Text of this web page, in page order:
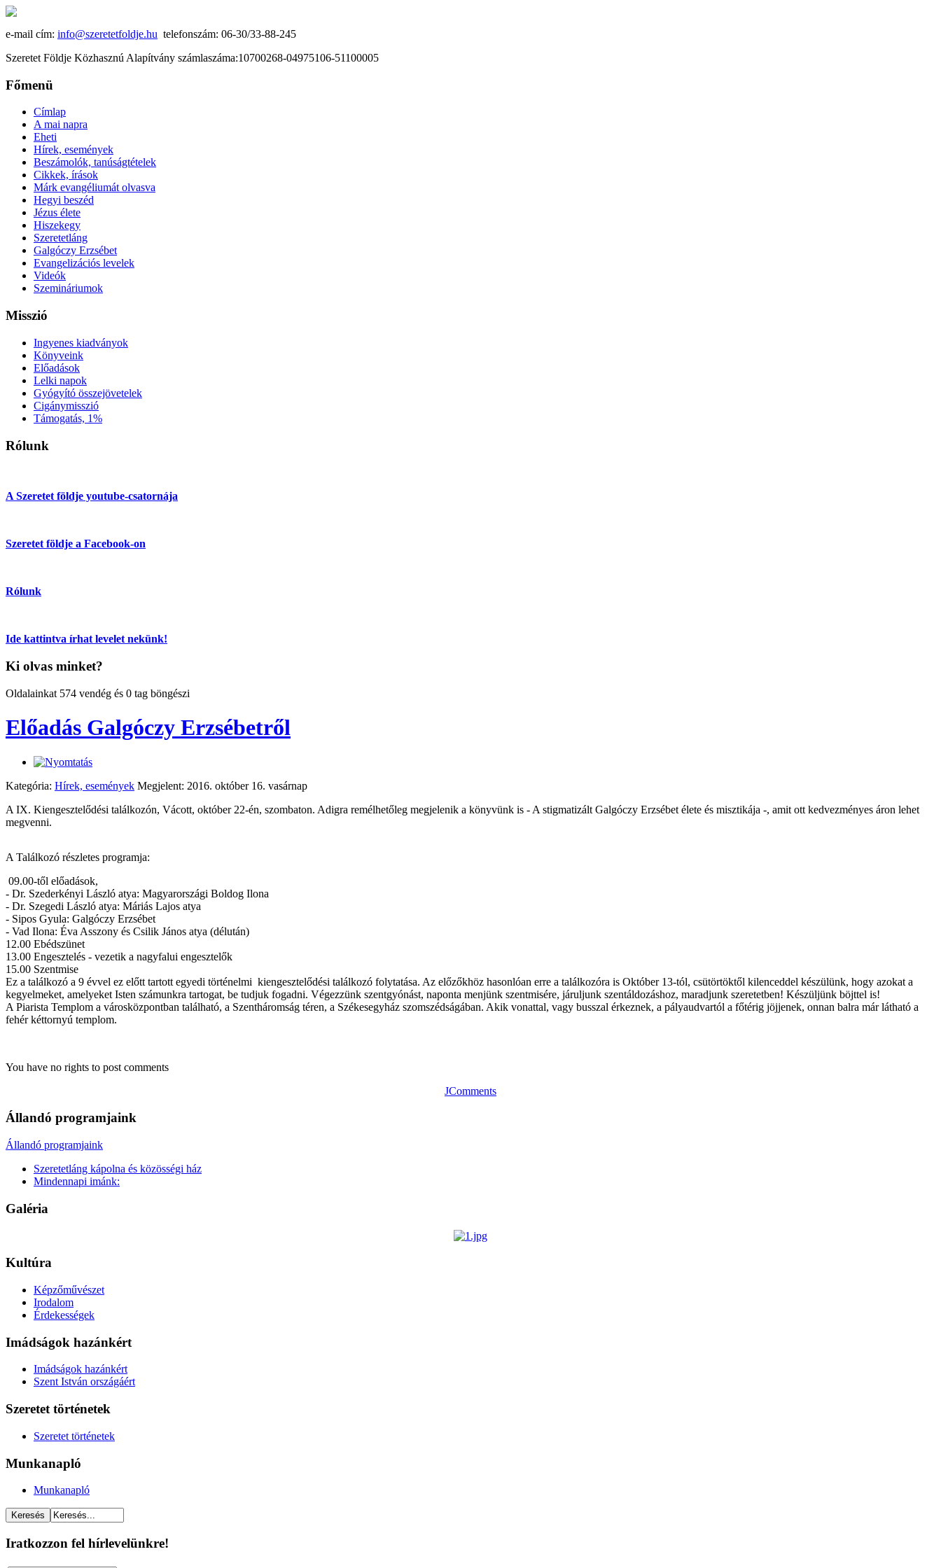
e-mail cím: info@szeretetfoldje.hu telefonszám: 06-30/33-88-245
Szeretet Földje Közhasznú Alapítvány számlaszáma:10700268-04975106-51100005
Főmenü
Címlap
A mai napra
Eheti
Hírek, események
Beszámolók, tanúságtételek
Cikkek, írások
Márk evangéliumát olvasva
Hegyi beszéd
Jézus élete
Hiszekegy
Szeretetláng
Galgóczy Erzsébet
Evangelizációs levelek
Videók
Szemináriumok
Misszió
Ingyenes kiadványok
Könyveink
Előadások
Lelki napok
Gyógyító összejövetelek
Cigánymisszió
Támogatás, 1%
Rólunk
A Szeretet földje youtube-csatornája
Szeretet földje a Facebook-on
Rólunk
Ide kattintva írhat levelet nekünk!
Ki olvas minket?
Oldalainkat 574 vendég és 0 tag böngészi
Előadás Galgóczy Erzsébetről
Kategória: Hírek, események Megjelent: 2016. október 16. vasárnap
A IX. Kiengesztelődési találkozón, Vácott, október 22-én, szombaton. Adigra remélhetőleg megjelenik a könyvünk is - A stigmatizált Galgóczy Erzsébet élete és misztikája -, amit ott kedvezményes áron lehet
megvenni.
A Találkozó részletes programja:
09.00-től előadások,
- Dr. Szederkényi László atya: Magyarországi Boldog Ilona
- Dr. Szegedi László atya: Máriás Lajos atya
- Sipos Gyula: Galgóczy Erzsébet
- Vad Ilona: Éva Asszony és Csilik János atya (délután)
12.00 Ebédszünet
13.00 Engesztelés - vezetik a nagyfalui engesztelők
15.00 Szentmise
Ez a találkozó a 9 évvel ez előtt tartott egyedi történelmi kiengesztelődési találkozó folytatása. Az előzőkhöz hasonlóan erre a találkozóra is Október 13-tól, csütörtöktől kilenceddel készülünk, hogy azokat a
kegyelmeket, amelyeket Isten számunkra tartogat, be tudjuk fogadni. Végezzünk szentgyónást, naponta menjünk szentmisére, járuljunk szentáldozáshoz, maradjunk szeretetben! Készüljünk böjttel is!
A Piarista Templom a városközpontban található, a Szentháromság téren, a Székesegyház szomszédságában. Akik vonattal, vagy busszal érkeznek, a pályaudvartól a főtérig jöjjenek, onnan balra már látható a
fehér kéttornyú templom.
You have no rights to post comments
JComments
Állandó programjaink
Állandó programjaink
Szeretetláng kápolna és közösségi ház
Mindennapi imánk:
Galéria
Kultúra
Képzőművészet
Irodalom
Érdekességek
Imádságok hazánkért
Imádságok hazánkért
Szent István országáért
Szeretet történetek
Szeretet történetek
Munkanapló
Munkanapló
Iratkozzon fel hírlevelünkre!